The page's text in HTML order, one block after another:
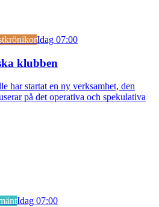
Idag 07:00
klubben
har startat en ny verksamhet, den
på det operativa och spekulativa
Idag 07:00